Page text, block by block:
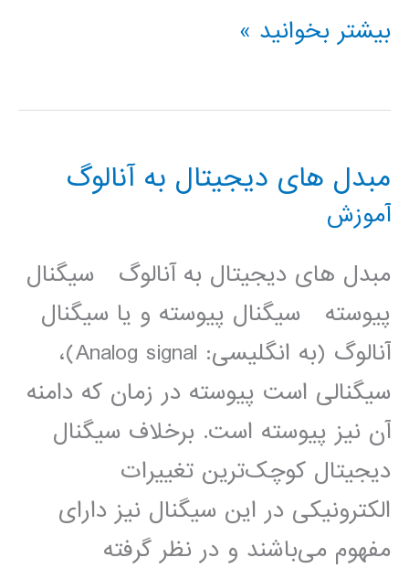
دانلود
سیمولینک
line
ADC
متلب
matlab
بیشتر بخوانید »
مبدل های دیجیتال به آنالوگ
آموزش
مبدل های دیجیتال به آنالوگ سیگنال
پیوسته سیگنال ‫پیوسته ‫و یا سیگنال
آنالوگ (به انگلیسی: Analog signal)،
سیگنالی است پیوسته در زمان که دامنه
آن نیز پیوسته است. برخلاف سیگنال
دیجیتال کوچک‌ترین تغییرات
الکترونیکی در این سیگنال نیز دارای
مفهوم می‌باشند و در نظر گرفته